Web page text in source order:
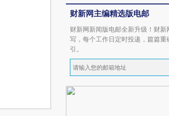
财新网主编精选版电邮
财新网新闻版电邮全新升级！财新
写，每个工作日定时投递，篇篇重
引。